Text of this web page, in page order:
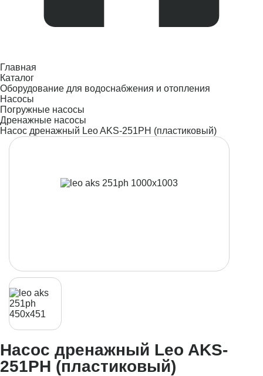
Главная
Каталог
Оборудование для водоснабжения и отопления
Насосы
Погружные насосы
Дренажные насосы
Насос дренажный Leo AKS-251PH (пластиковый)
Насос дренажный Leo AKS-
251PH (пластиковый)